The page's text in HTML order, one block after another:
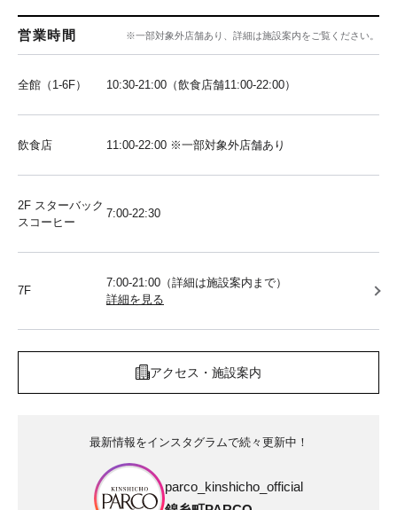
営業時間 ※一部対象外店舗あり、詳細は施設案内をご覧ください。
全館（1-6F） 10:30-21:00（飲食店舗11:00-22:00）
飲食店 11:00-22:00 ※一部対象外店舗あり
2F スターバック
スコーヒー
7:00-22:30
7F
7:00-21:00（詳細は施設案内まで）
詳細を見る
アクセス・施設案内
最新情報をインスタグラムで続々更新中！
parco_kinshicho_official